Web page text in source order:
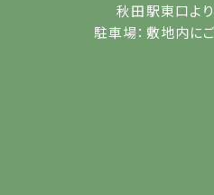
秋田駅東口よ
駐車場：敷地内に